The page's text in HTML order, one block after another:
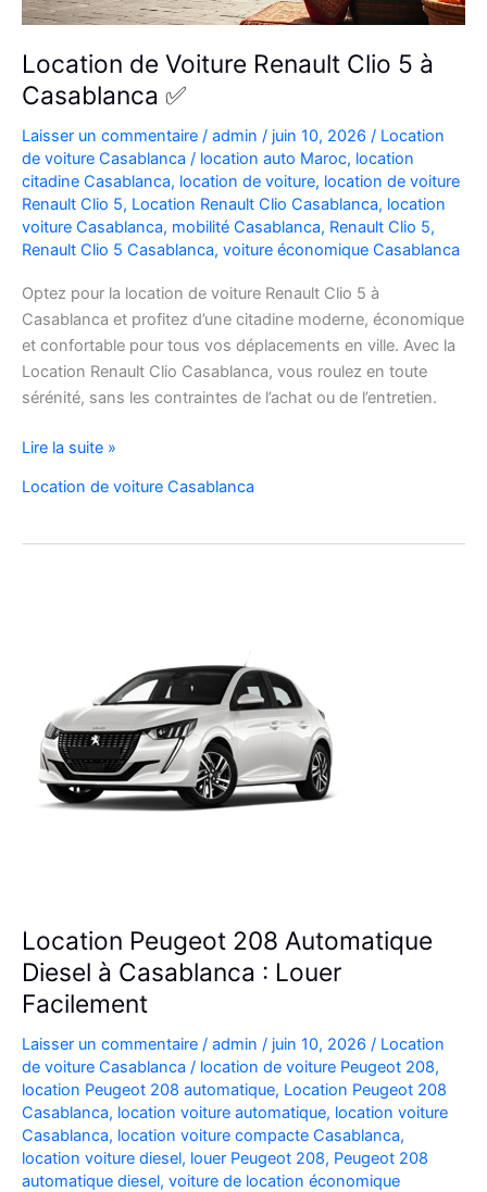
Location de Voiture Renault Clio 5 à
Casablanca ✅
Laisser un commentaire / admin / juin 10, 2026 / Location
de voiture Casablanca / location auto Maroc, location
citadine Casablanca, location de voiture, location de voiture
Renault Clio 5, Location Renault Clio Casablanca, location
voiture Casablanca, mobilité Casablanca, Renault Clio 5,
Renault Clio 5 Casablanca, voiture économique Casablanca
Optez pour la location de voiture Renault Clio 5 à
Casablanca et profitez d’une citadine moderne, économique
et confortable pour tous vos déplacements en ville. Avec la
Location Renault Clio Casablanca, vous roulez en toute
sérénité, sans les contraintes de l’achat ou de l’entretien.
Location
Voiture
Clio
Lire la suite »
Location de voiture Casablanca
Location Peugeot 208 Automatique
Diesel à Casablanca : Louer
Facilement
Laisser un commentaire / admin / juin 10, 2026 / Location
de voiture Casablanca / location de voiture Peugeot 208,
location Peugeot 208 automatique, Location Peugeot 208
Casablanca, location voiture automatique, location voiture
Casablanca, location voiture compacte Casablanca,
location voiture diesel, louer Peugeot 208, Peugeot 208
automatique diesel, voiture de location économique